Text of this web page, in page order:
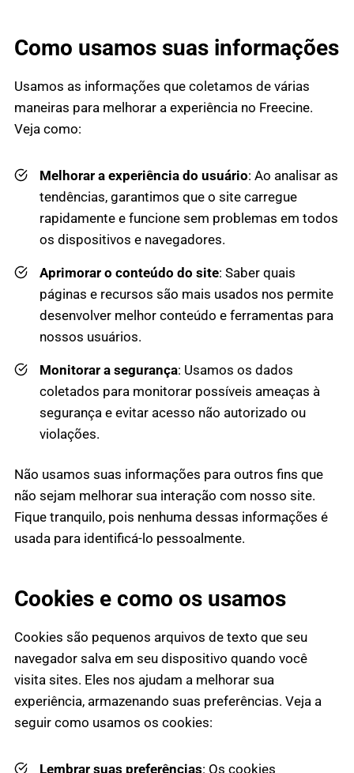
Como usamos suas informações
Usamos as informações que coletamos de várias
maneiras para melhorar a experiência no Freecine.
Veja como:
Melhorar a experiência do usuário: Ao analisar as
tendências, garantimos que o site carregue
rapidamente e funcione sem problemas em todos
os dispositivos e navegadores.
Aprimorar o conteúdo do site: Saber quais
páginas e recursos são mais usados nos permite
desenvolver melhor conteúdo e ferramentas para
nossos usuários.
Monitorar a segurança: Usamos os dados
coletados para monitorar possíveis ameaças à
segurança e evitar acesso não autorizado ou
violações.
Não usamos suas informações para outros fins que
não sejam melhorar sua interação com nosso site.
Fique tranquilo, pois nenhuma dessas informações é
usada para identificá-lo pessoalmente.
Cookies e como os usamos
Cookies são pequenos arquivos de texto que seu
navegador salva em seu dispositivo quando você
visita sites. Eles nos ajudam a melhorar sua
experiência, armazenando suas preferências. Veja a
seguir como usamos os cookies:
Lembrar suas preferências: Os cookies